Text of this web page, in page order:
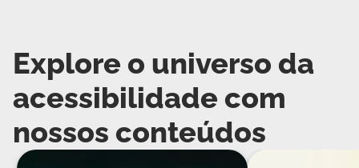
Explore o universo da
acessibilidade com
nossos conteúdos